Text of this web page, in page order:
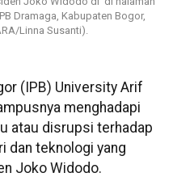
Dramaga, Kabupaten Bogor,
Linna Susanti).
(IPB) University Arif
menghadapi
atau disrupsi terhadap
dan teknologi yang
Joko Widodo.